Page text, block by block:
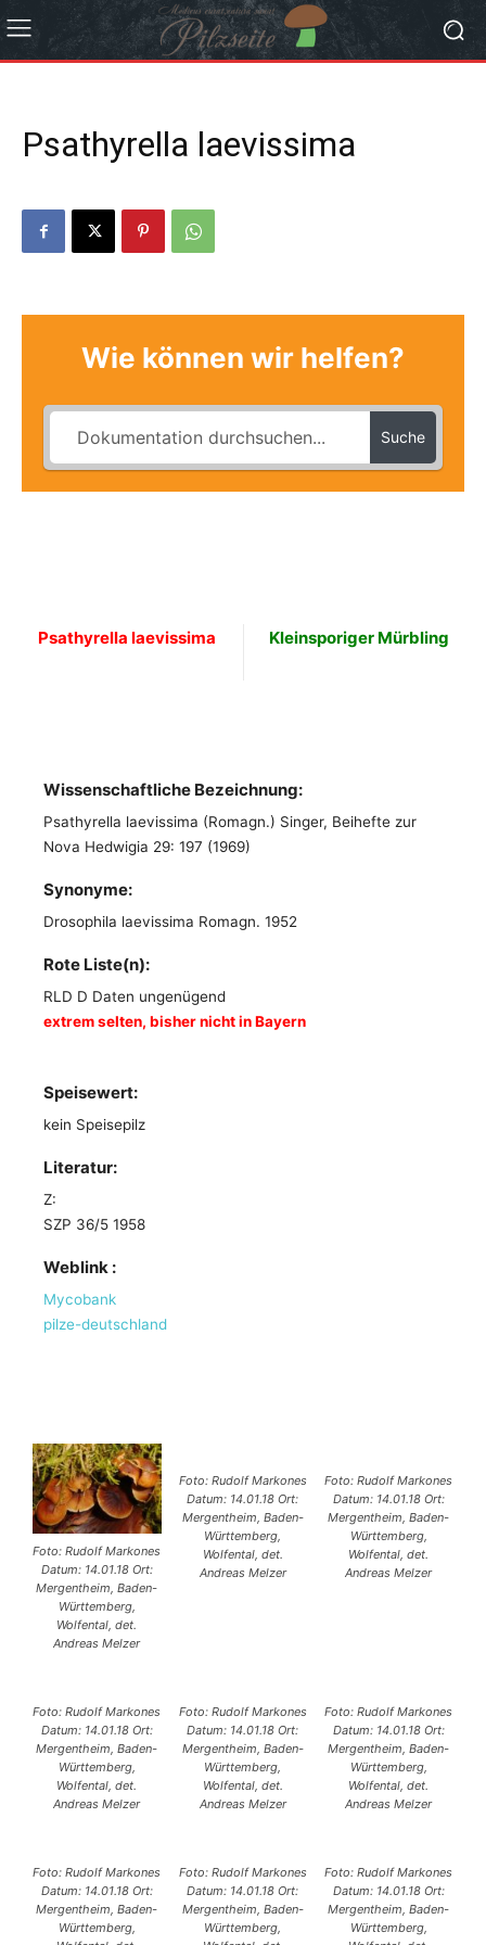
Psathyrella laevissima
Wie können wir helfen?
Suche
Psathyrella laevissima Kleinsporiger Mürbling
Wissenschaftliche Bezeichnung:
Psathyrella laevissima (Romagn.) Singer, Beihefte zur
Nova Hedwigia 29: 197 (1969)
Synonyme:
Drosophila laevissima Romagn. 1952
Rote Liste(n):
RLD D Daten ungenügend
extrem selten, bisher nicht in Bayern
Speisewert:
kein Speisepilz
Literatur:
Z:
SZP 36/5 1958
Weblink :
Mycobank
pilze-deutschland
Foto: Rudolf Markones
Datum: 14.01.18 Ort:
Mergentheim, Baden-
Württemberg,
Wolfental, det.
Andreas Melzer
Foto: Rudolf Markones
Datum: 14.01.18 Ort:
Mergentheim, Baden-
Württemberg,
Wolfental, det.
Andreas Melzer
Foto: Rudolf Markones
Datum: 14.01.18 Ort:
Mergentheim, Baden-
Württemberg,
Wolfental, det.
Andreas Melzer
Foto: Rudolf Markones
Datum: 14.01.18 Ort:
Mergentheim, Baden-
Württemberg,
Wolfental, det.
Andreas Melzer
Foto: Rudolf Markones
Datum: 14.01.18 Ort:
Mergentheim, Baden-
Württemberg,
Wolfental, det.
Andreas Melzer
Foto: Rudolf Markones
Datum: 14.01.18 Ort:
Mergentheim, Baden-
Württemberg,
Wolfental, det.
Andreas Melzer
Foto: Rudolf Markones
Datum: 14.01.18 Ort:
Mergentheim, Baden-
Württemberg,
Foto: Rudolf Markones
Datum: 14.01.18 Ort:
Mergentheim, Baden-
Württemberg,
Foto: Rudolf Markones
Datum: 14.01.18 Ort:
Mergentheim, Baden-
Württemberg,